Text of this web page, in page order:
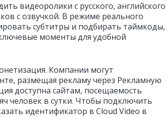
видеоролики с русского, английского
с озвучкой. В режиме реального
субтитры и подбирать таймкоды,
моменты для удобной
Компании могут
размещая рекламу через Рекламную
доступна сайтам, посещаемость
человек в сутки. Чтобы подключить
идентификатор в Cloud Video в